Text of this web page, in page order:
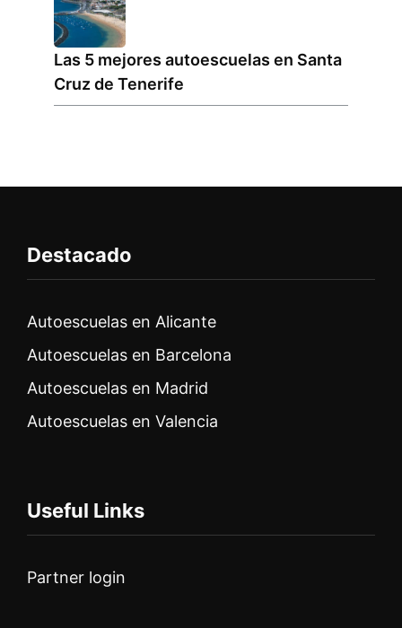
Las 5 mejores autoescuelas en Santa
Cruz de Tenerife
Destacado
Autoescuelas en Alicante
Autoescuelas en Barcelona
Autoescuelas en Madrid
Autoescuelas en Valencia
Useful Links
Partner login